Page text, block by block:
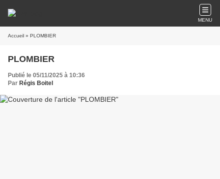
MENU
Accueil » PLOMBIER
PLOMBIER
Publié le 05/11/2025 à 10:36
Par Régis Boitel